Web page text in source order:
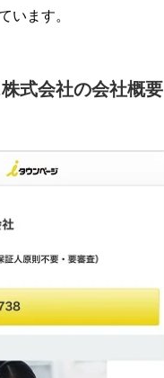
います。
式会社の会社概要